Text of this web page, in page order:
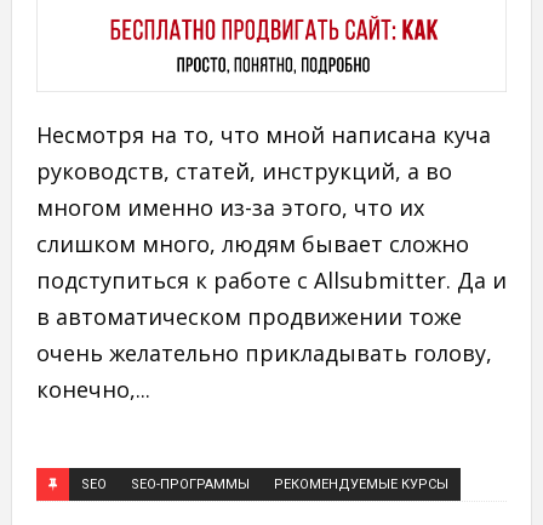
Несмотря на то, что мной написана куча
руководств, статей, инструкций, а во
многом именно из-за этого, что их
слишком много, людям бывает сложно
подступиться к работе с Allsubmitter. Да и
в автоматическом продвижении тоже
очень желательно прикладывать голову,
конечно,...
SEO SEO-ПРОГРАММЫ РЕКОМЕНДУЕМЫЕ КУРСЫ